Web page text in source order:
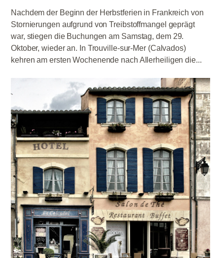
Nachdem der Beginn der Herbstferien in Frankreich von
Stornierungen aufgrund von Treibstoffmangel geprägt
war, stiegen die Buchungen am Samstag, dem 29.
Oktober, wieder an. In Trouville-sur-Mer (Calvados)
kehren am ersten Wochenende nach Allerheiligen die...